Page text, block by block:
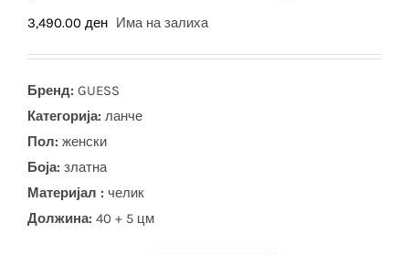
3,490.00 ден Има на залиха
Бренд: GUESS
Категорија: ланче
Пол: женски
Боја: златна
Материјал : челик
Должина: 40 + 5 цм